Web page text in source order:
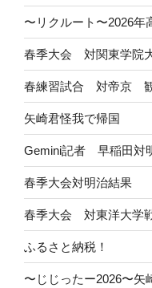
〜リクルート〜2026年
春季大会 対関東学院
春練習試合 対帝京
矢崎君怪我で帰国
Gemini記者 早稲田対
春季大会対明治結果
春季大会 対東洋大学
ふるさと納税！
〜じじったー2026〜矢